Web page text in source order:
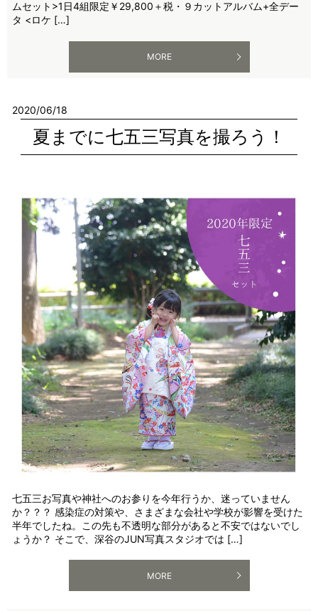
ムセット>1日4組限定￥29,800＋税・９カットアルバム+全デー
タ <ロケ […]
MORE
2020/06/18
夏までに七五三写真を撮ろう！
七五三お写真や神社へのお参りを今年行うか、迷っていません
か？？？ 感染症の対策や、さまざまな会社や学校が影響を受けた
半年でしたね。この先も不透明な部分があると不安ではないでし
ょうか？ そこで、深谷のJUN写真スタジオでは […]
MORE